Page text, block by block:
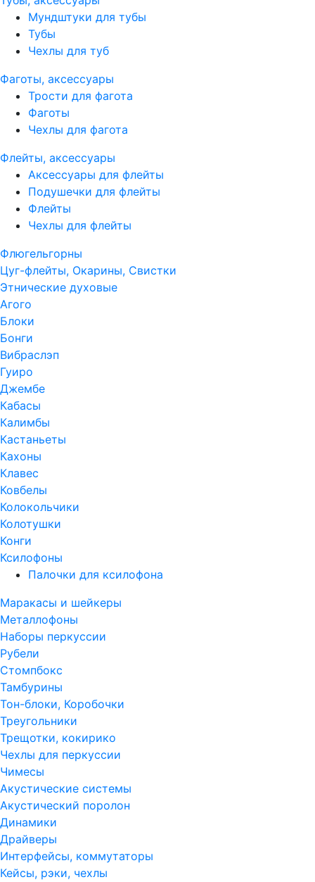
Мундштуки для тубы
Тубы
Чехлы для туб
Фаготы, аксессуары
Трости для фагота
Фаготы
Чехлы для фагота
Флейты, аксессуары
Аксессуары для флейты
Подушечки для флейты
Флейты
Чехлы для флейты
Флюгельгорны
Цуг-флейты, Окарины, Свистки
Этнические духовые
Агого
Блоки
Бонги
Вибраслэп
Гуиро
Джембе
Кабасы
Калимбы
Кастаньеты
Кахоны
Клавес
Ковбелы
Колокольчики
Колотушки
Конги
Ксилофоны
Палочки для ксилофона
Маракасы и шейкеры
Металлофоны
Наборы перкуссии
Рубели
Стомпбокс
Тамбурины
Тон-блоки, Коробочки
Треугольники
Трещотки, кокирико
Чехлы для перкуссии
Чимесы
Акустические системы
Акустический поролон
Динамики
Драйверы
Интерфейсы, коммутаторы
Кейсы, рэки, чехлы